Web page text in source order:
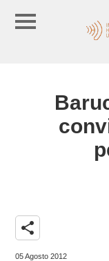
share
05 Agosto 2012